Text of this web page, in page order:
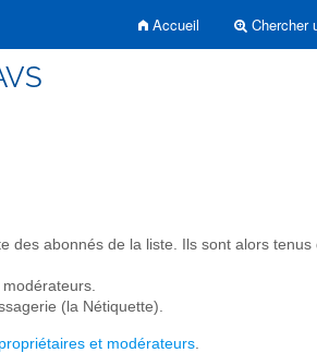
Accueil Chercher
abonnés de la liste. Ils sont alors
(la Nétiquette).
propriétaires et modérateurs